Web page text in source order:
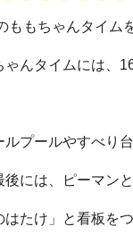
もちゃんタイム
んタイムには、
プールやすべり
後には、ピーマン
はたけ」と看板を